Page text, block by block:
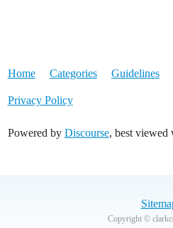
Home Categories Guidelines
Privacy Policy
Powered by Discourse, best viewed
Copyright ©